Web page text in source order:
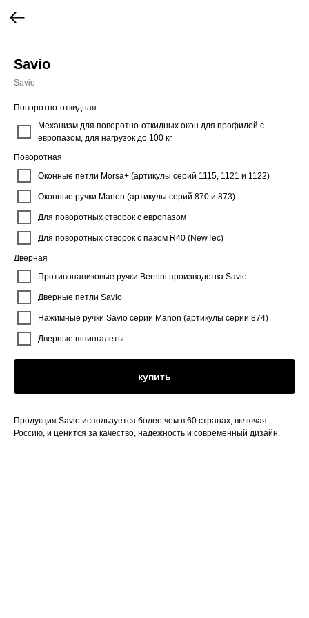
Savio
Savio
Поворотно-откидная
Механизм для поворотно-откидных окон для профилей с
европазом, для нагрузок до 100 кг
Поворотная
Оконные петли Morsa+ (артикулы серий 1115, 1121 и 1122)
Оконные ручки Manon (артикулы серий 870 и 873)
Для поворотных створок с европазом
Для поворотных створок с пазом R40 (NewTec)
Дверная
Противопаниковые ручки Bernini производства Savio
Дверные петли Savio
Нажимные ручки Savio серии Manon (артикулы серии 874)
Дверные шпингалеты
купить
Продукция Savio используется более чем в 60 странах, включая
Россию, и ценится за качество, надёжность и современный дизайн.